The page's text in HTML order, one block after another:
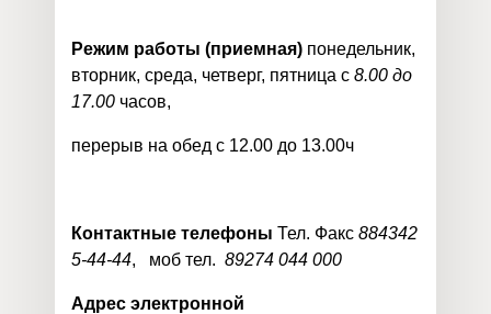
Режим работы (приемная) понедельник,
вторник, среда, четверг, пятница с 8.00 до
17.00 часов,
перерыв на обед с 12.00 до 13.00ч
Контактные телефоны Тел. Факс 884342
5-44-44, моб тел. 89274 044 000
Адрес электронной